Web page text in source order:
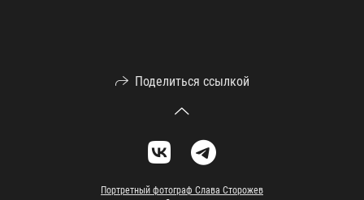
Поделиться ссылкой
Портретный фотограф Слава Сторожев